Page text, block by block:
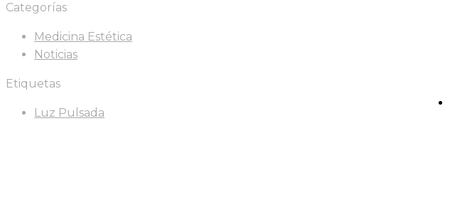
Categorías
Medicina Estética
Noticias
Etiquetas
Luz Pulsada